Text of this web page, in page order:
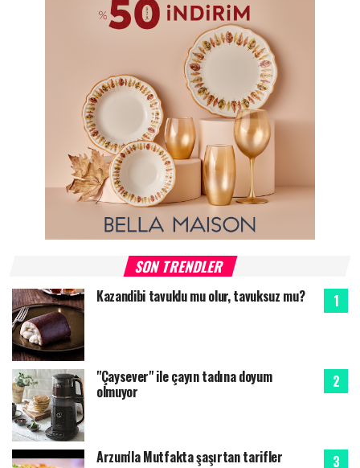
SON TRENDLER
Kazandibi tavuklu mu olur, tavuksuz mu?
"Çaysever" ile çayın tadına doyum
olmuyor
Arzum'la Mutfakta şaşırtan tarifler